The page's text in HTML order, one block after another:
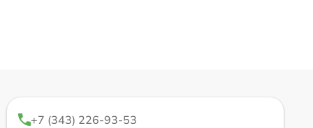
+7 (343) 226-93-53